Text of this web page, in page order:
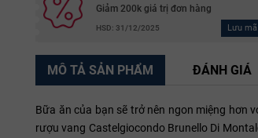
Giảm 200k giá trị đơn hàng
HSD: 31/12/2025 Lưu mã
MÔ TẢ SẢN PHẨM ĐÁNH GIÁ
Bữa ăn của bạn sẽ trở nên ngon miệng hơn
rượu vang Castelgiocondo Brunello Di